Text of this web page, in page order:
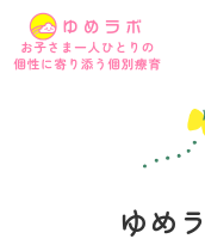
ゆめ